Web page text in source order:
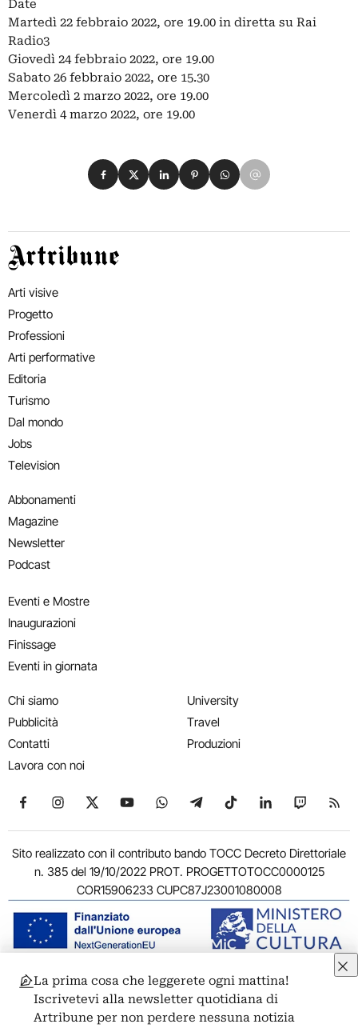
Date
Martedì 22 febbraio 2022, ore 19.00 in diretta su Rai
Radio3
Giovedì 24 febbraio 2022, ore 19.00
Sabato 26 febbraio 2022, ore 15.30
Mercoledì 2 marzo 2022, ore 19.00
Venerdì 4 marzo 2022, ore 19.00
Condividi su Facebook
Condividi su X
Condividi su LinkedIn
Condividi su Pinterest
Condividi su WhatsApp
Condividi su Email
Artribune
Arti visive
Progetto
Professioni
Arti performative
Editoria
Turismo
Dal mondo
Jobs
Television
Abbonamenti
Magazine
Newsletter
Podcast
Eventi e Mostre
Inaugurazioni
Finissage
Eventi in giornata
Chi siamo
Pubblicità
Contatti
Lavora con noi
University
Travel
Produzioni
Seguici su Facebook
Seguici su Instagram
Seguici su X
Seguici su YouTube
Seguici su WhatsApp
Seguici su Telegram
Seguici su TikTok
Seguici su
Seguici
Sito realizzato con il contributo bando TOCC Decreto Direttoriale
n. 385 del 19/10/2022 PROT. PROGETTOTOCC0000125
COR15906233 CUPC87J23001080008
© 2011-2026 ARTRIBUNE srl – Corso Vittorio Emanuele II, 287 –
00186 Roma - P.I. 11381581005
Privacy: Responsabile della protezione dei dati personali
La prima cosa che leggerete ogni mattina!
Iscrivetevi alla newsletter quotidiana di
Artribune per non perdere nessuna notizia